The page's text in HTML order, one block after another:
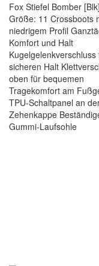
Fox Stiefel Bomber [Blk]
Größe: 11 Crossboots
niedrigem Profil
Komfort und Halt
Kugelgelenkverschluss
sicheren Halt
oben für bequemen
Tragekomfort am
TPU-Schaltpanel an
Zehenkappe
Gummi-Laufsohle